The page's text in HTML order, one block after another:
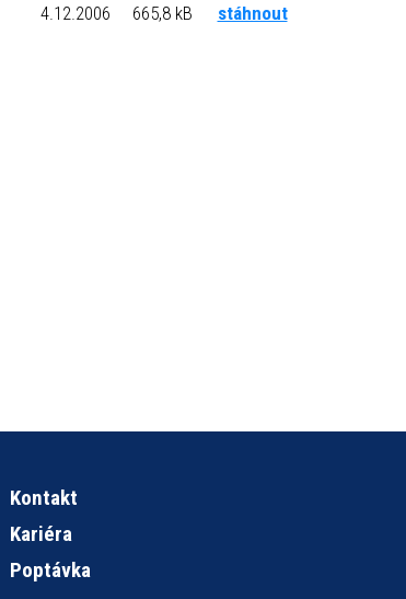
4.12.2006 665,8 kB stáhnout
Kontakt
Kariéra
Poptávka